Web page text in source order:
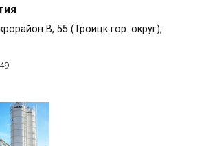
В, 55 (Троицк гор. округ),